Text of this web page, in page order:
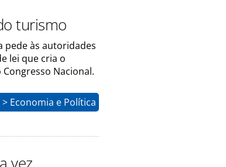
turismo
pede às autoridades
lei que cria o
Nacional.
Economia e Política